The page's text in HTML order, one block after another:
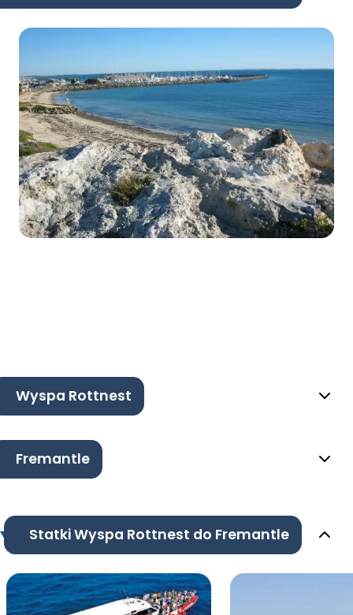
Wyspa Rottnest
Fremantle
Statki Wyspa Rottnest do Fremantle